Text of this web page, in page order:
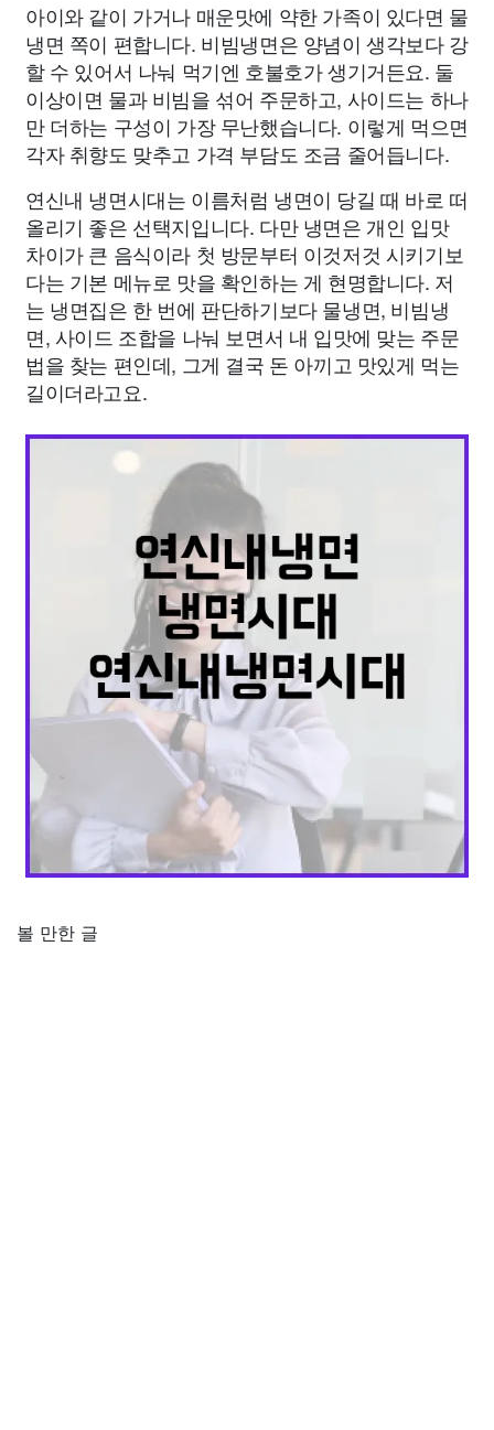
아이와 같이 가거나 매운맛에 약한 가족이 있다면 물
냉면 쪽이 편합니다. 비빔냉면은 양념이 생각보다 강
할 수 있어서 나눠 먹기엔 호불호가 생기거든요. 둘
이상이면 물과 비빔을 섞어 주문하고, 사이드는 하나
만 더하는 구성이 가장 무난했습니다. 이렇게 먹으면
각자 취향도 맞추고 가격 부담도 조금 줄어듭니다.
연신내 냉면시대는 이름처럼 냉면이 당길 때 바로 떠
올리기 좋은 선택지입니다. 다만 냉면은 개인 입맛
차이가 큰 음식이라 첫 방문부터 이것저것 시키기보
다는 기본 메뉴로 맛을 확인하는 게 현명합니다. 저
는 냉면집은 한 번에 판단하기보다 물냉면, 비빔냉
면, 사이드 조합을 나눠 보면서 내 입맛에 맞는 주문
법을 찾는 편인데, 그게 결국 돈 아끼고 맛있게 먹는
길이더라고요.
볼 만한 글